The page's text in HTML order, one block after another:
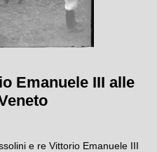
Emanuele III alle
e re Vittorio Emanuele III